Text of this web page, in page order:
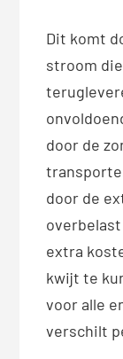
Dit komt
stroom
door de
door de
extra
kwijt te
voor alle
verschilt